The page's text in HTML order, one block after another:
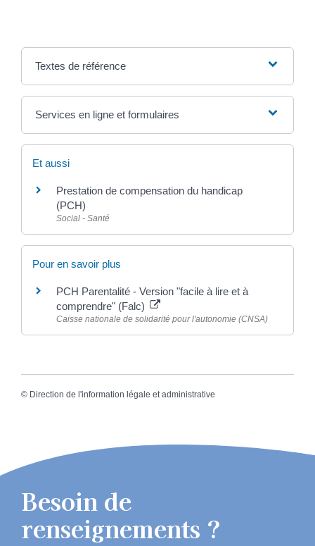
Textes de référence
Services en ligne et formulaires
Et aussi
Prestation de compensation du handicap
(PCH)
Social - Santé
Pour en savoir plus
PCH Parentalité - Version "facile à lire et à
comprendre" (Falc)
Caisse nationale de solidarité pour l'autonomie (CNSA)
© Direction de l'information légale et administrative
Besoin de
renseignements ?